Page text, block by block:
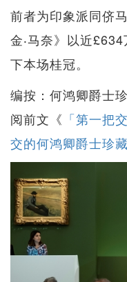
前者为印象派同侪
金‧马奈》以近
下本场桂冠。
编按：何鸿卿爵士
阅前文《 「第一
交的何鸿卿爵士珍